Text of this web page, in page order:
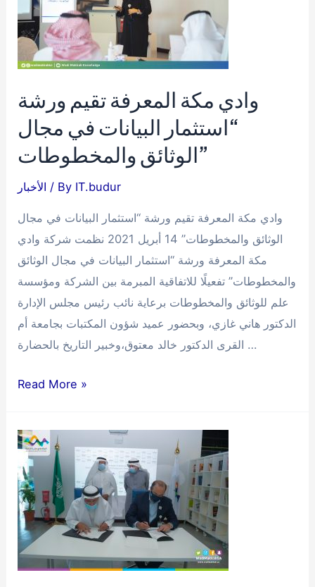
وادي مكة المعرفة تقيم ورشة
“استثمار البيانات في مجال
الوثائق والمخطوطات”
الأخبار / By IT.budur
وادي مكة المعرفة تقيم ورشة “استثمار البيانات في مجال
الوثائق والمخطوطات” 14 أبريل 2021 نظمت شركة وادي
مكة المعرفة ورشة “استثمار البيانات في مجال الوثائق
والمخطوطات” تفعيلًا للاتفاقية المبرمة بين الشركة ومؤسسة
علم للوثائق والمخطوطات برعاية نائب رئيس مجلس الإدارة
الدكتور هاني غازي، وبحضور عميد شؤون المكتبات بجامعة أم
القرى الدكتور خالد معتوق،وخبير التاريخ بالحضارة …
وادي
تقيم
ورشة
“استثمار
البيانات
في
مجال
الوثائق
Read More »